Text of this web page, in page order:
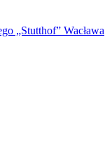
„Stutthof” Wacława